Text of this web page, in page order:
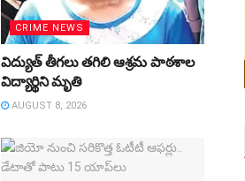
CRIME NEWS
విద్యుత్‌ తీగలు తగిలి ఆశ్రమ పాఠశాల
విద్యార్థిని మృతి
AUGUST 8, 2026